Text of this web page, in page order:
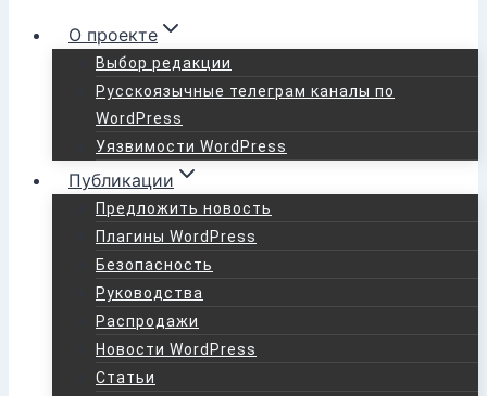
О проекте
Выбор редакции
Русскоязычные телеграм каналы по
WordPress
Уязвимости WordPress
Публикации
Предложить новость
Плагины WordPress
Безопасность
Руководства
Распродажи
Новости WordPress
Статьи